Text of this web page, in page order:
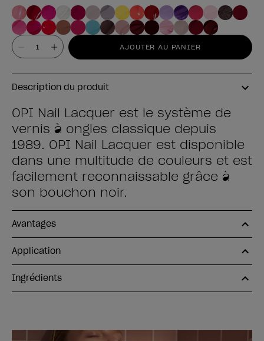
Valeur AJOUTER AU PANIER
Description du produit
OPI Nail Lacquer est le système de
vernis à ongles classique depuis
1989. OPI Nail Lacquer est disponible
dans une multitude de couleurs et est
facilement reconnaissable grâce à
son bouchon noir.
Avantages
Application
Ingrédients